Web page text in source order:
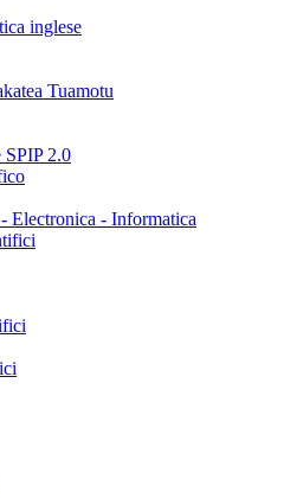
inglese
Tuamotu
SPIP 2.0
Electronica - Informatica